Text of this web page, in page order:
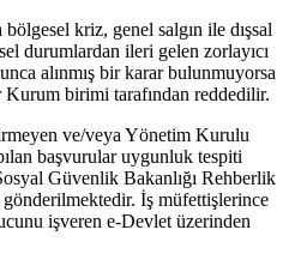
kriz, genel salgın ile dışsal
durumlardan ileri gelen zorlayıcı
alınmış bir karar bulunmuyorsa
Kurum birimi tarafından reddedilir.
ve/veya Yönetim Kurulu
başvurular uygunluk tespiti
Güvenlik Bakanlığı Rehberlik
İş müfettişlerince
işveren e-Devlet üzerinden